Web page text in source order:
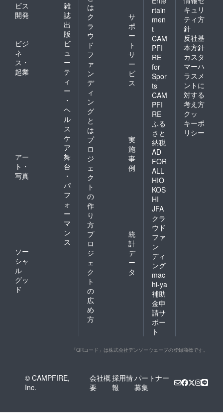
ビス
開発
雑
誌
出
版
ビジ
ネ
ス・
起業
ビ
ュ
ー
テ
ィ
ー
・
ヘ
ル
ス
ケ
ア
アー
ト・
写真
舞
台
・
パ
フ
ォ
ー
マ
ン
ス
ソー
シャ
ル
グッ
ド
は
ク
ラ
ウ
ド
フ
ァ
ン
デ
ィ
ン
グ
と
は
サ
ポ
ー
ト
サ
ー
ビ
ス
プ
ロ
ジ
ェ
ク
ト
の
作
り
方
実
施
事
例
プ
ロ
ジ
ェ
ク
ト
の
広
め
方
統
計
デ
ー
タ
rtain
men
t
CAM
PFI
RE
for
Spor
ts
CAM
PFI
RE
ふる
さと
納税
AD
FOR
ALL
HIO
KOS
HI
JFA
クラ
ウド
ファ
ン
ディ
ング
mac
hi-ya
補助
金申
請サ
ポー
ト
キュリ
ティ方
針
反社基
本方針
カスタ
マーハ
ラスメ
ントに
対する
考え方
クッ
キーポ
リシー
「QRコード」は株式会社デンソーウェーブの登録商標です。
© CAMPFIRE,
Inc.
会社概
要
採用情
報
パートナー
募集